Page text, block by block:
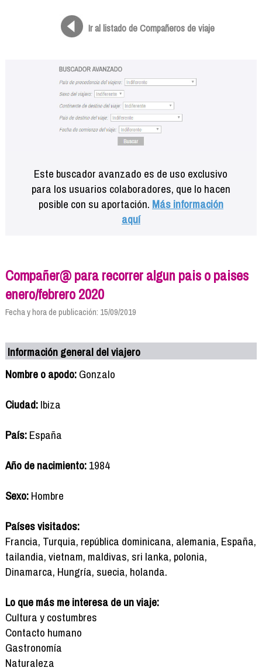
Ir al listado de Compañeros de viaje
Este buscador avanzado es de uso exclusivo
para los usuarios colaboradores, que lo hacen
posible con su aportación. Más información
aquí
Compañer@ para recorrer algun pais o paises
enero/febrero 2020
Fecha y hora de publicación: 15/09/2019
Información general del viajero
Nombre o apodo:Gonzalo
Ciudad:Ibiza
País:España
Año de nacimiento:1984
Sexo:Hombre
Países visitados:
Francia, Turquia, república dominicana, alemania, España,
tailandia, vietnam, maldivas, sri lanka, polonia,
Dinamarca, Hungría, suecia, holanda.
Lo que más me interesa de un viaje:
Cultura y costumbres
Contacto humano
Gastronomía
Naturaleza